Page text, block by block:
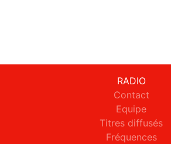
RADIO
Contact
Equipe
Titres diffusés
Fréquences